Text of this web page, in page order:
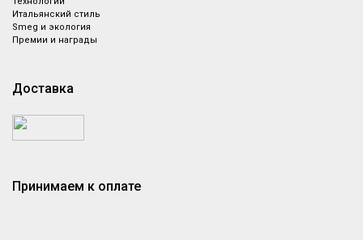
Итальянский стиль
Smeg и экология
Премии и награды
Доставка
Принимаем к оплате